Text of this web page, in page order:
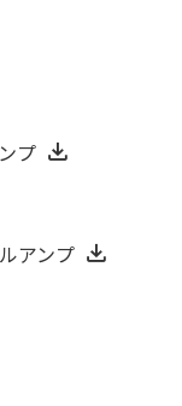
プ
アンプ